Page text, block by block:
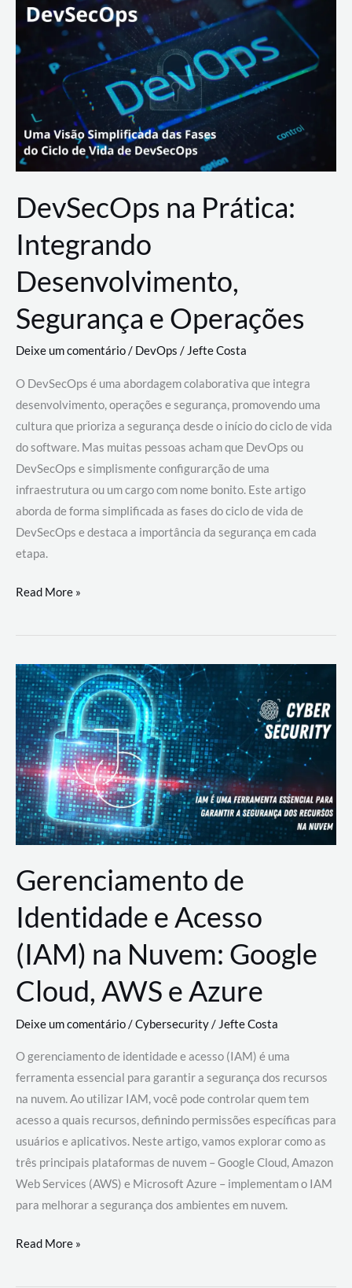
Lance
Rural
DevSecOps na Prática:
Integrando
Desenvolvimento,
Segurança e Operações
Deixe um comentário/ DevOps /Jefte Costa
O DevSecOps é uma abordagem colaborativa que integra
desenvolvimento, operações e segurança, promovendo uma
cultura que prioriza a segurança desde o início do ciclo de vida
do software. Mas muitas pessoas acham que DevOps ou
DevSecOps e simplismente configurarção de uma
infraestrutura ou um cargo com nome bonito. Este artigo
aborda de forma simplificada as fases do ciclo de vida de
DevSecOps e destaca a importância da segurança em cada
etapa.
DevSecOps
Prática:
Desenvolvimento,
Segurança
e
Operações
Read More »
Gerenciamento de
Identidade e Acesso
(IAM) na Nuvem: Google
Cloud, AWS e Azure
Deixe um comentário/Cybersecurity/ Jefte Costa
O gerenciamento de identidade e acesso (IAM) é uma
ferramenta essencial para garantir a segurança dos recursos
na nuvem. Ao utilizar IAM, você pode controlar quem tem
acesso a quais recursos, definindo permissões específicas para
usuários e aplicativos. Neste artigo, vamos explorar como as
três principais plataformas de nuvem – Google Cloud, Amazon
Web Services (AWS) e Microsoft Azure – implementam o IAM
para melhorar a segurança dos ambientes em nuvem.
Gerenciamento
Read More »